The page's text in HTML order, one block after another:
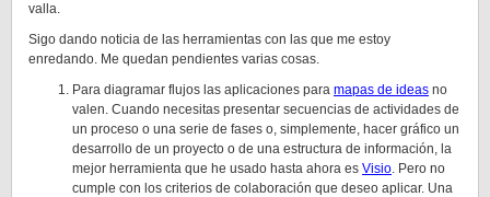
valla.
Sigo dando noticia de las herramientas con las que me estoy
enredando. Me quedan pendientes varias cosas.
Para diagramar flujos las aplicaciones para mapas de ideas no
valen. Cuando necesitas presentar secuencias de actividades de
un proceso o una serie de fases o, simplemente, hacer gráfico un
desarrollo de un proyecto o de una estructura de información, la
mejor herramienta que he usado hasta ahora es Visio. Pero no
cumple con los criterios de colaboración que deseo aplicar. Una